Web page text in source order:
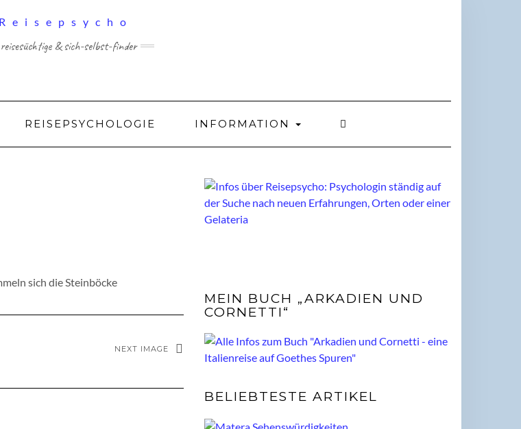
& sich-selbst-finder
REISEPSYCHOLOGIE INFORMATION
sich die Steinböcke
NEXT IMAGE
MEIN BUCH „ARKADIEN UND
CORNETTI“
BELIEBTESTE ARTIKEL